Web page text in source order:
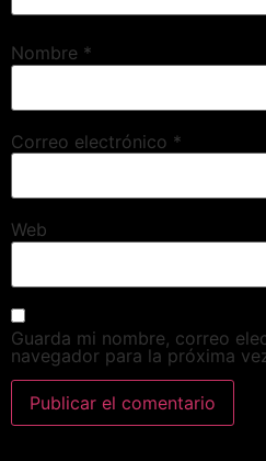
Nombre *
Correo electrónico *
Web
Guarda mi nombre, correo
navegador para la próxima